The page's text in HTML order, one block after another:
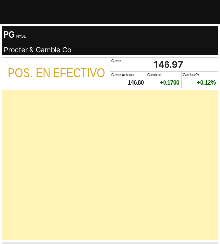
PG NYSE
Procter & Gamble Co
POS. EN EFECTIVO
Cierre 146.97
Cierre Anterior
146.80
Cambiar
+0.1700
Cambiar%
+0.12%